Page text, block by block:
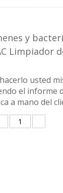
y
Limpiador
usted
el informe
a mano del